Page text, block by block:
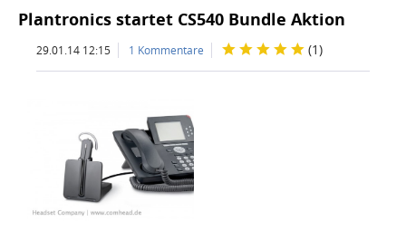
Plantronics startet CS540 Bundle Aktion
29.01.14 12:15 1 Kommentare (1)